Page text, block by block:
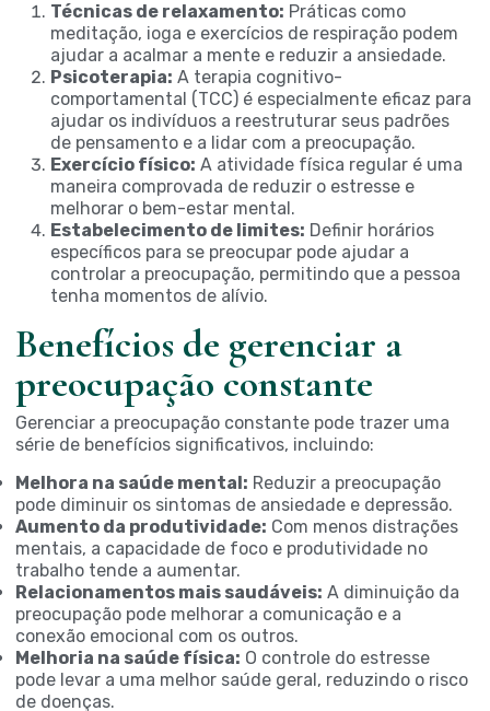
Técnicas de relaxamento: Práticas como
meditação, ioga e exercícios de respiração podem
ajudar a acalmar a mente e reduzir a ansiedade.
Psicoterapia: A terapia cognitivo-
comportamental (TCC) é especialmente eficaz para
ajudar os indivíduos a reestruturar seus padrões
de pensamento e a lidar com a preocupação.
Exercício físico: A atividade física regular é uma
maneira comprovada de reduzir o estresse e
melhorar o bem-estar mental.
Estabelecimento de limites: Definir horários
específicos para se preocupar pode ajudar a
controlar a preocupação, permitindo que a pessoa
tenha momentos de alívio.
Benefícios de gerenciar a
preocupação constante
Gerenciar a preocupação constante pode trazer uma
série de benefícios significativos, incluindo:
Melhora na saúde mental: Reduzir a preocupação
pode diminuir os sintomas de ansiedade e depressão.
Aumento da produtividade: Com menos distrações
mentais, a capacidade de foco e produtividade no
trabalho tende a aumentar.
Relacionamentos mais saudáveis: A diminuição da
preocupação pode melhorar a comunicação e a
conexão emocional com os outros.
Melhoria na saúde física: O controle do estresse
pode levar a uma melhor saúde geral, reduzindo o risco
de doenças.